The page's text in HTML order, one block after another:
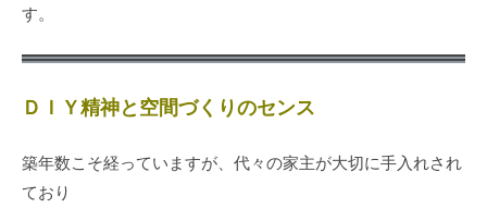
す。
ＤＩＹ精神と空間づくりのセンス
築年数こそ経っていますが、代々の家主が大切に手入れされ
ており